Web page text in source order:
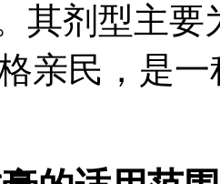
其剂型主
亲民，是